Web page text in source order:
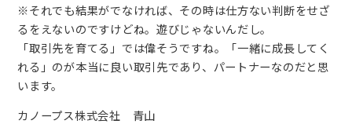
※それでも結果がでなければ、その時は仕方ない判断をせざ
るをえないのですけどね。遊びじゃないんだし。
「取引先を育てる」では偉そうですね。「一緒に成長してく
れる」のが本当に良い取引先であり、パートナーなのだと思
います。
カノープス株式会社 青山